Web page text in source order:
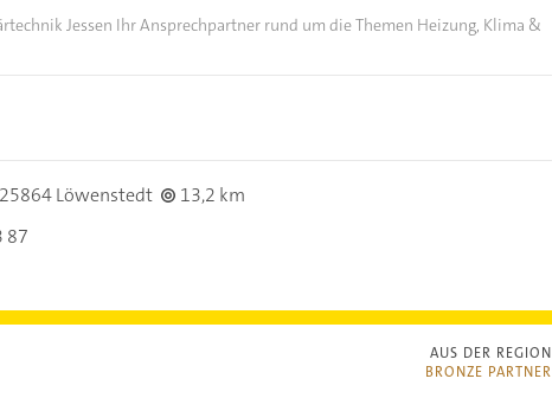
Jessen Ihr Ansprechpartner rund um die Themen Heizung, Klima &
25864 Löwenstedt
13,2 km
87
AUS DER REGION
BRONZE PARTNER